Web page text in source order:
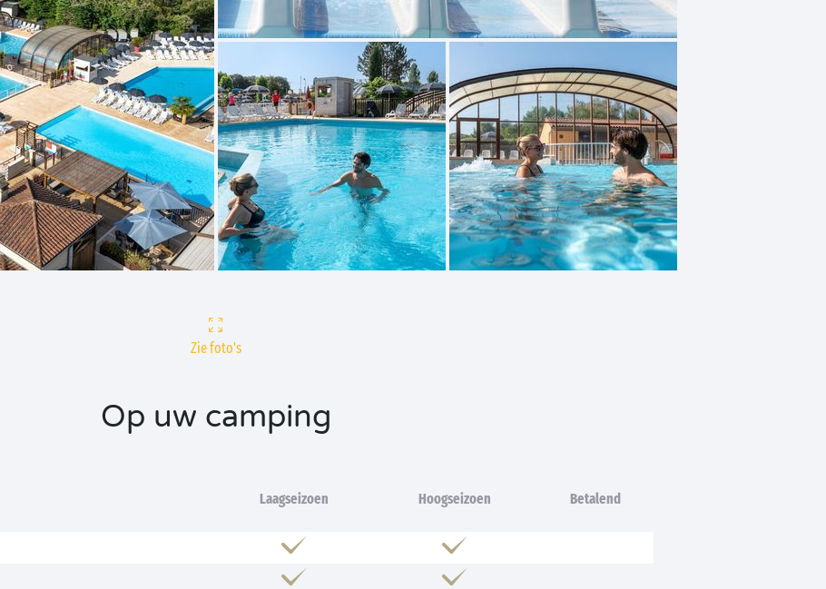
Zie foto's
Op uw camping
Laagseizoen Hoogseizoen Betalend